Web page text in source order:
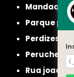
mandaqui
parque
perdizes
peruche
rua joao